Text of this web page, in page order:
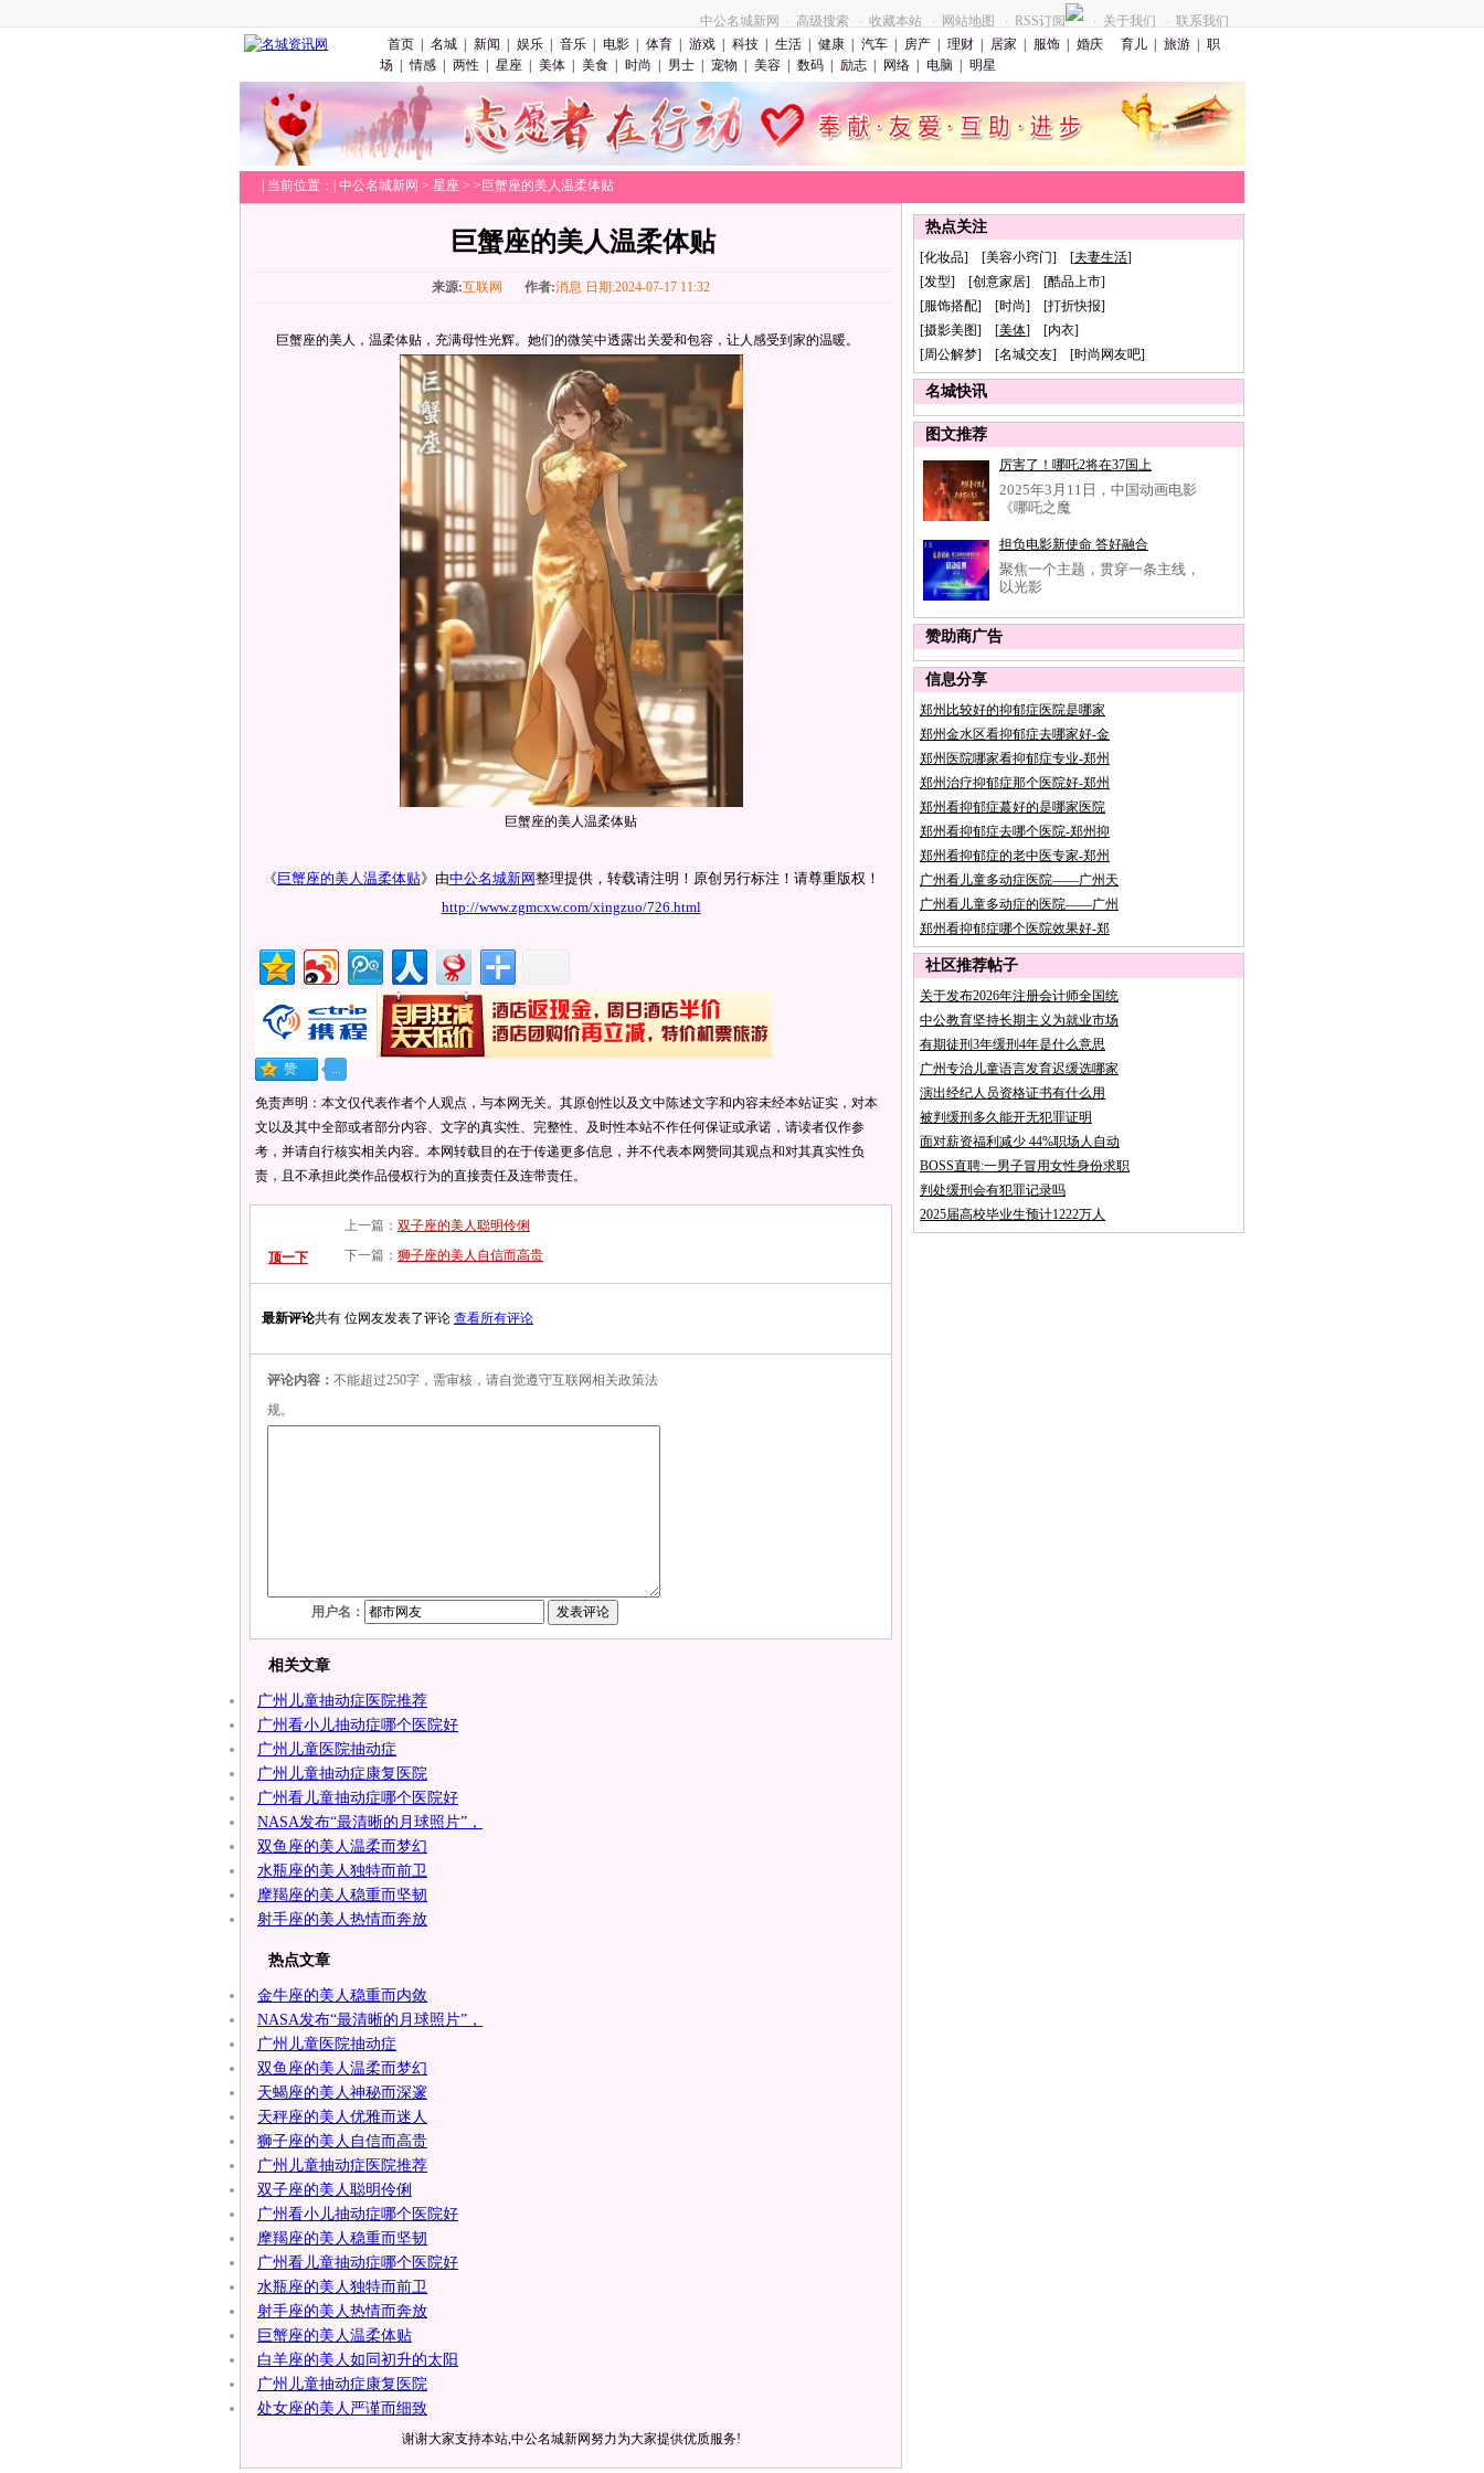
中公名城新网 · 高级搜索 · 收藏本站 · 网站地图 · RSS订阅 · 关于我们 ·
联系我们
首页
名城 新闻 娱乐 音乐 电影 体育 游戏 科技 生活 健康 汽车 房产 理财 居家 服饰 婚庆 育儿 旅游
职
场
情感 两性 星座 美体 美食 时尚 男士 宠物 美容 数码 励志 网络 电脑 明星
当前位置：| 中公名城新网 > 星座 > >巨蟹座的美人温柔体贴
巨蟹座的美人温柔体贴
来源:互联网 作者:消息 日期:2024-07-17 11:32
巨蟹座的美人，温柔体贴，充满母性光辉。她们的微笑中透露出关爱和包容，让人感受到家的温暖。
巨蟹座的美人温柔体贴
《 巨蟹座的美人温柔体贴》由中公名城新网整理提供，转载请注明！原创另行标注！请尊重版权！
http://www.zgmcxw.com/xingzuo/726.html
免责声明：本文仅代表作者个人观点，与本网无关。其原创性以及文中陈述文字和内容未经本站证实，对本
文以及其中全部或者部分内容、文字的真实性、完整性、及时性本站不作任何保证或承诺，请读者仅作参
考，并请自行核实相关内容。本网转载目的在于传递更多信息，并不代表本网赞同其观点和对其真实性负
责，且不承担此类作品侵权行为的直接责任及连带责任。
顶一下
上一篇： 双子座的美人聪明伶俐
下一篇： 狮子座的美人自信而高贵
最新评论共有 位网友发表了评论 查看所有评论
评论内容： 不能超过250字，需审核，请自觉遵守互联网相关政策法
规。
用户名：
相关文章
广州儿童抽动症医院推荐
广州看小儿抽动症哪个医院好
广州儿童医院抽动症
广州儿童抽动症康复医院
广州看儿童抽动症哪个医院好
NASA发布“最清晰的月球照片”，
双鱼座的美人温柔而梦幻
水瓶座的美人独特而前卫
摩羯座的美人稳重而坚韧
射手座的美人热情而奔放
热点文章
金牛座的美人稳重而内敛
NASA发布“最清晰的月球照片”，
广州儿童医院抽动症
双鱼座的美人温柔而梦幻
天蝎座的美人神秘而深邃
天秤座的美人优雅而迷人
狮子座的美人自信而高贵
广州儿童抽动症医院推荐
双子座的美人聪明伶俐
广州看小儿抽动症哪个医院好
摩羯座的美人稳重而坚韧
广州看儿童抽动症哪个医院好
水瓶座的美人独特而前卫
射手座的美人热情而奔放
巨蟹座的美人温柔体贴
白羊座的美人如同初升的太阳
广州儿童抽动症康复医院
处女座的美人严谨而细致
谢谢大家支持本站,中公名城新网努力为大家提供优质服务!
热点关注
[化妆品] [美容小窍门] [夫妻生活]
[发型] [创意家居] [酷品上市]
[服饰搭配] [时尚] [打折快报]
[摄影美图] [美体] [内衣]
[周公解梦] [名城交友] [时尚网友吧]
名城快讯
图文推荐
厉害了！哪吒2将在37国上
2025年3月11日，中国动画电影
《哪吒之魔
担负电影新使命 答好融合
聚焦一个主题，贯穿一条主线，
以光影
赞助商广告
信息分享
郑州比较好的抑郁症医院是哪家
郑州金水区看抑郁症去哪家好-金
郑州医院哪家看抑郁症专业-郑州
郑州治疗抑郁症那个医院好-郑州
郑州看抑郁症蕞好的是哪家医院
郑州看抑郁症去哪个医院-郑州抑
郑州看抑郁症的老中医专家-郑州
广州看儿童多动症医院——广州天
广州看儿童多动症的医院——广州
郑州看抑郁症哪个医院效果好-郑
社区推荐帖子
关于发布2026年注册会计师全国统
中公教育坚持长期主义为就业市场
有期徒刑3年缓刑4年是什么意思
广州专治儿童语言发育迟缓选哪家
演出经纪人员资格证书有什么用
被判缓刑多久能开无犯罪证明
面对薪资福利减少 44%职场人自动
BOSS直聘:一男子冒用女性身份求职
判处缓刑会有犯罪记录吗
2025届高校毕业生预计1222万人